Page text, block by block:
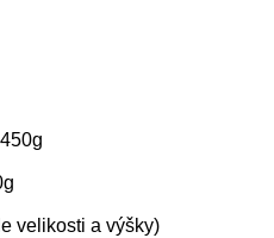
velikosti a výšky)